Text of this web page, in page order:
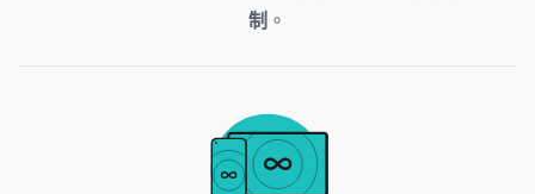
制 。